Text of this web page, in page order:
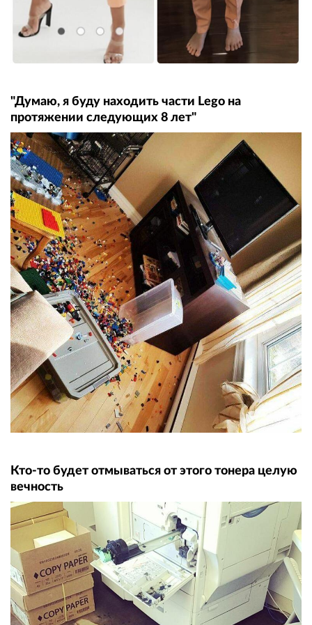
"Думаю, я буду находить части Lego на
протяжении следующих 8 лет"
Кто-то будет отмываться от этого тонера целую
вечность